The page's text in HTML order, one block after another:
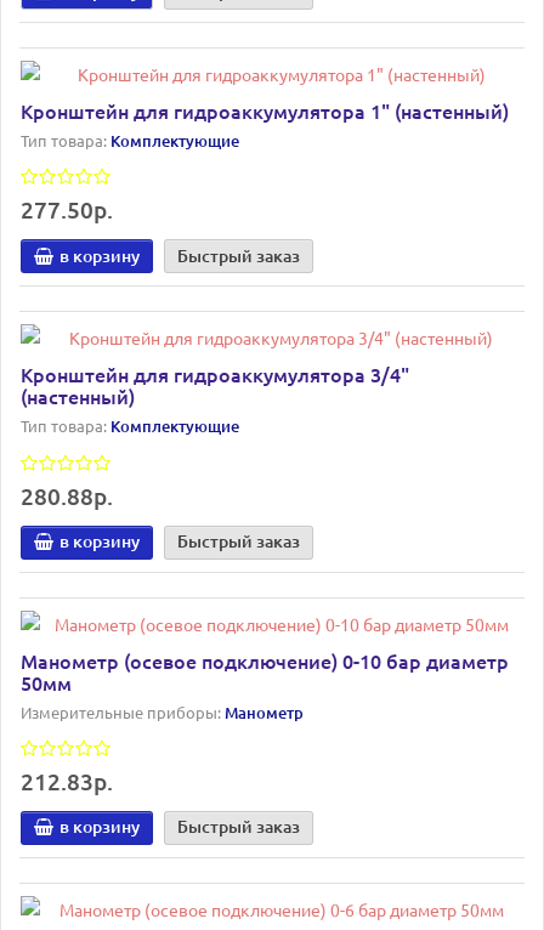
Кронштейн для гидроаккумулятора 1" (настенный)
Тип товара: Комплектующие
277.50р.
в корзину Быстрый заказ
Кронштейн для гидроаккумулятора 3/4"
(настенный)
Тип товара: Комплектующие
280.88р.
в корзину Быстрый заказ
Манометр (осевое подключение) 0-10 бар диаметр
50мм
Измерительные приборы:Манометр
212.83р.
в корзину Быстрый заказ